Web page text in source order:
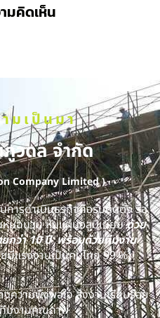
มคิดเห็น
มเป็นมา
วดล จำกัด
Company Limited )
การดำเนินธุรกิจคือรับติดตั้ง รื้อ
หุ้มฉนวน หุ้มแผ่นอลูมิเนียมด้วย
กว่า 10 ปี พร้อมด้วยทีมงาน
มีแรงงานเป็นคนไทย 99 %)
ความพึงพอใจ ส่งงานเรียบร้อย
ทีมงานคุณภาพ